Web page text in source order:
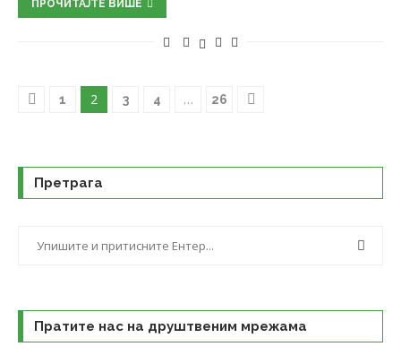
ПРОЧИТАЈТЕ ВИШЕ
1 2 3 4 … 26
Претрага
Пратите нас на друштвеним мрежама